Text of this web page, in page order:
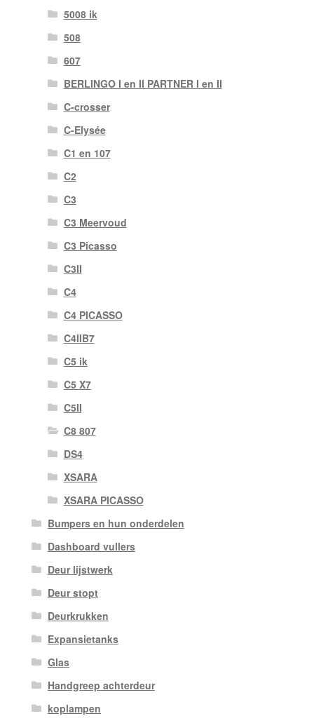
5008 ik
508
607
BERLINGO I en II PARTNER I en II
C-crosser
C-Elysée
C1 en 107
C2
C3
C3 Meervoud
C3 Picasso
C3II
C4
C4 PICASSO
C4IIB7
C5 ik
C5 X7
C5II
C8 807
DS4
XSARA
XSARA PICASSO
Bumpers en hun onderdelen
Dashboard vullers
Deur lijstwerk
Deur stopt
Deurkrukken
Expansietanks
Glas
Handgreep achterdeur
koplampen